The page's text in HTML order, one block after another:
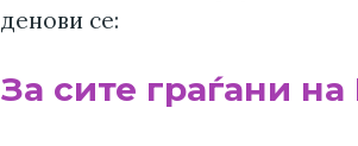
денови се:
За сите граѓани